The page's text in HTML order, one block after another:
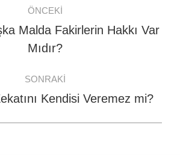
ÖNCEKI
Previous
post:
Malda Fakirlerin Hakkı Var
Mıdır?
SONRAKI
Next
Kendisi Veremez mi?